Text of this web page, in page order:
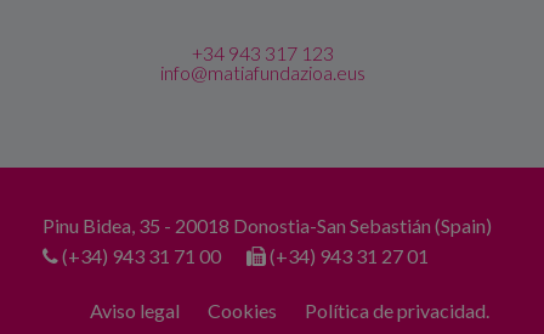
+34 943 317 123
info@matiafundazioa.eus
Pinu Bidea, 35 - 20018 Donostia-San Sebastián (Spain)
(+34) 943 31 71 00
(+34) 943 31 27 01
Aviso legal Cookies Política de privacidad.